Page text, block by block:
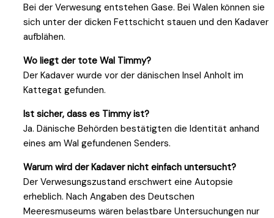
Bei der Verwesung entstehen Gase. Bei Walen können sie
sich unter der dicken Fettschicht stauen und den Kadaver
aufblähen.
Wo liegt der tote Wal Timmy?
Der Kadaver wurde vor der dänischen Insel Anholt im
Kattegat gefunden.
Ist sicher, dass es Timmy ist?
Ja. Dänische Behörden bestätigten die Identität anhand
eines am Wal gefundenen Senders.
Warum wird der Kadaver nicht einfach untersucht?
Der Verwesungszustand erschwert eine Autopsie
erheblich. Nach Angaben des Deutschen
Meeresmuseums wären belastbare Untersuchungen nur